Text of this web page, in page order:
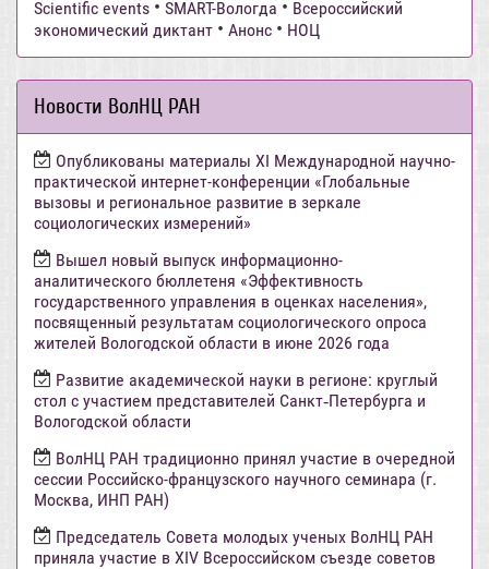
Scientific events • SMART-Вологда • Всероссийский
экономический диктант • Анонс • НОЦ
Новости ВолНЦ РАН
Опубликованы материалы XI Международной научно-
практической интернет-конференции «Глобальные
вызовы и региональное развитие в зеркале
социологических измерений»
Вышел новый выпуск информационно-
аналитического бюллетеня «Эффективность
государственного управления в оценках населения»,
посвященный результатам социологического опроса
жителей Вологодской области в июне 2026 года
Развитие академической науки в регионе: круглый
стол с участием представителей Санкт‑Петербурга и
Вологодской области
ВолНЦ РАН традиционно принял участие в очередной
сессии Российско-французского научного семинара (г.
Москва, ИНП РАН)
Председатель Совета молодых ученых ВолНЦ РАН
приняла участие в XIV Всероссийском съезде советов